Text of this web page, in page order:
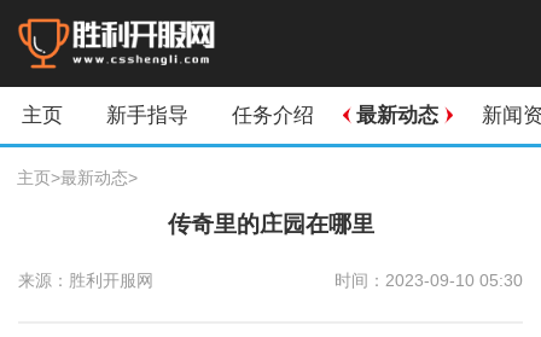
主页 新手指导 任务介绍 最新动态 新闻
主页>最新动态>
传奇里的庄园在哪里
来源：胜利开服网 时间：2023-09-10 05:30